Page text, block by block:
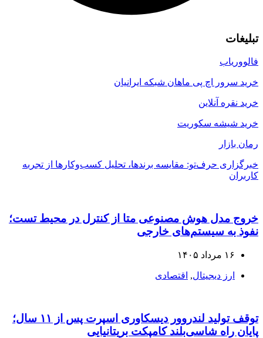
تبلیغات
فالووریاب
خرید سرور اچ پی ماهان شبکه ایرانیان
خرید نقره آنلاین
خرید شیشه سکوریت
رمان بازار
خبرگزاری حرف‌تو: مقایسه برندها، تحلیل کسب‌وکارها از تجربه
کاربران
خروج مدل هوش مصنوعی متا از کنترل در محیط تست؛
نفوذ به سیستم‌های خارجی
۱۶ مرداد ۱۴۰۵
ارز دیجیتال, اقتصادی
توقف تولید لندروور دیسکاوری اسپرت پس از ۱۱ سال؛
پایان راه شاسی‌بلند کامپکت بریتانیایی